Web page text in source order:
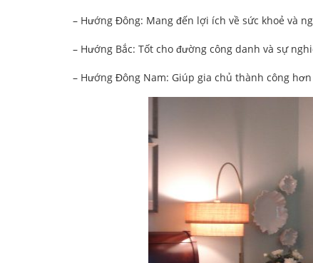
– Hướng Đông: Mang đến lợi ích về sức khoẻ và
– Hướng Bắc: Tốt cho đường công danh và sự
– Hướng Đông Nam: Giúp gia chủ thành công